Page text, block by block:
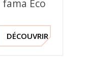
fama Eco
DÉCOUVRIR !